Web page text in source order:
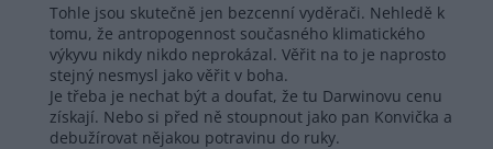
Tohle jsou skutečně jen bezcenní vyděrači. Nehledě k
tomu, že antropogennost současného klimatického
výkyvu nikdy nikdo neprokázal. Věřit na to je naprosto
stejný nesmysl jako věřit v boha.
Je třeba je nechat být a doufat, že tu Darwinovu cenu
získají. Nebo si před ně stoupnout jako pan Konvička a
debužírovat nějakou potravinu do ruky.